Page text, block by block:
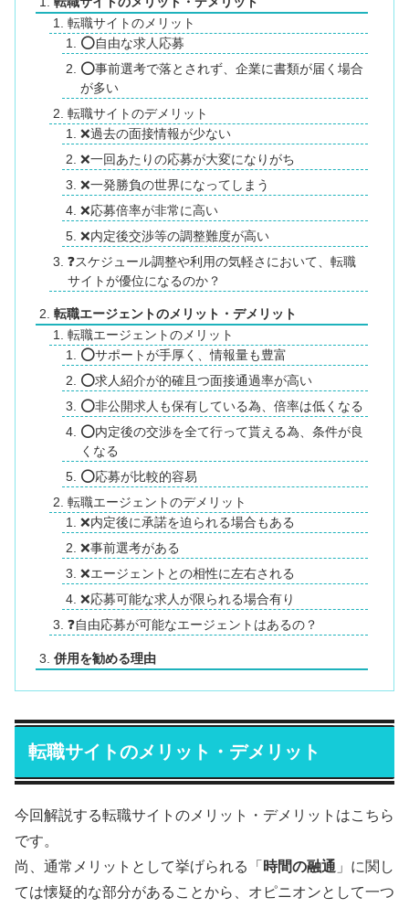
転職サイトのメリット
⭕自由な求人応募
⭕事前選考で落とされず、企業に書類が届く場合
が多い
転職サイトのデメリット
❌過去の面接情報が少ない
❌一回あたりの応募が大変になりがち
❌一発勝負の世界になってしまう
❌応募倍率が非常に高い
❌内定後交渉等の調整難度が高い
❓スケジュール調整や利用の気軽さにおいて、転職
サイトが優位になるのか？
転職エージェントのメリット・デメリット
転職エージェントのメリット
⭕サポートが手厚く、情報量も豊富
⭕求人紹介が的確且つ面接通過率が高い
⭕非公開求人も保有している為、倍率は低くなる
⭕内定後の交渉を全て行って貰える為、条件が良
くなる
⭕応募が比較的容易
転職エージェントのデメリット
❌内定後に承諾を迫られる場合もある
❌事前選考がある
❌エージェントとの相性に左右される
❌応募可能な求人が限られる場合有り
❓自由応募が可能なエージェントはあるの？
併用を勧める理由
転職サイトのメリット・デメリット
今回解説する転職サイトのメリット・デメリットはこちら
です。
尚、通常メリットとして挙げられる「 時間の融通 」に関し
ては懐疑的な部分があることから、オピニオンとして一つ